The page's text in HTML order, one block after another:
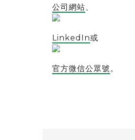
公司網站、
LinkedIn或
官方微信公眾號。